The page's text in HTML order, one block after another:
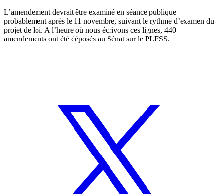
L’amendement devrait être examiné en séance publique
probablement après le 11 novembre, suivant le rythme d’examen du
projet de loi. A l’heure où nous écrivons ces lignes, 440
amendements ont été déposés au Sénat sur le PLFSS.